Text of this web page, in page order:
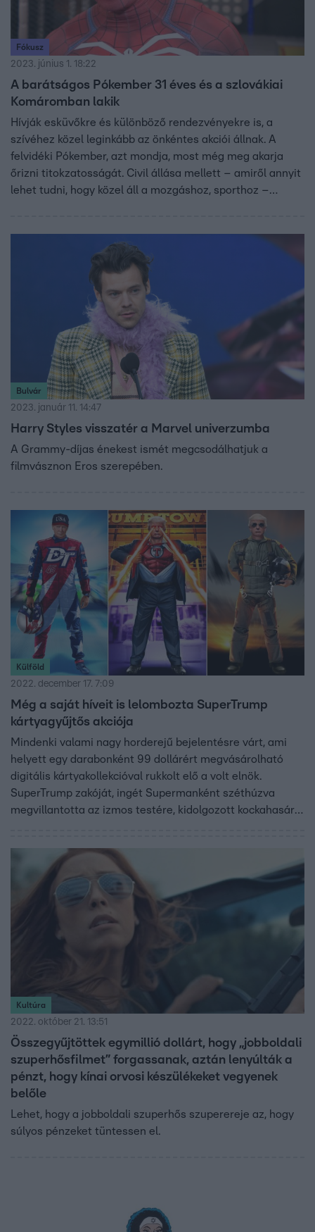
Fókusz
2023. június 1. 18:22
A barátságos Pókember 31 éves és a szlovákiai
Komáromban lakik
Hívják esküvőkre és különböző rendezvényekre is, a
szívéhez közel leginkább az önkéntes akciói állnak. A
felvidéki Pókember, azt mondja, most még meg akarja
őrizni titokzatosságát. Civil állása mellett – amiről annyit
lehet tudni, hogy közel áll a mozgáshoz, sporthoz –
mondja, amíg fizikálisan bírja, nem tervez pihenőre menni,
még legalább 100-200 ezer kisgyerek arcára szeretne
Bulvár
2023. január 11. 14:47
Harry Styles visszatér a Marvel univerzumba
A Grammy-díjas énekest ismét megcsodálhatjuk a
filmvásznon Eros szerepében.
Külföld
2022. december 17. 7:09
Még a saját híveit is lelombozta SuperTrump
kártyagyűjtős akciója
Mindenki valami nagy horderejű bejelentésre várt, ami
helyett egy darabonként 99 dollárért megvásárolható
digitális kártyakollekcióval rukkolt elő a volt elnök.
SuperTrump zakóját, ingét Supermanként széthúzva
megvillantotta az izmos testére, kidolgozott kockahasára
Kultúra
2022. október 21. 13:51
Összegyűjtöttek egymillió dollárt, hogy „jobboldali
szuperhősfilmet” forgassanak, aztán lenyúlták a
pénzt, hogy kínai orvosi készülékeket vegyenek
belőle
Lehet, hogy a jobboldali szuperhős szuperereje az, hogy
súlyos pénzeket tüntessen el.